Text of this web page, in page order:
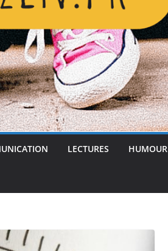
LECTURES HUMOUR